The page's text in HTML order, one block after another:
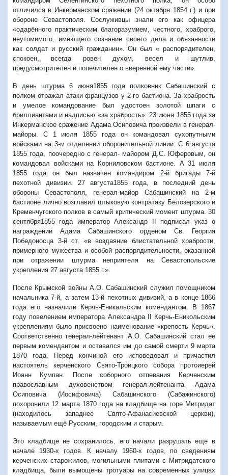
отличился в Инкерманском сражении (24 октября 1854 г.) и при
обороне Севастополя. Сослуживцы знали его как офицера
«одарённого практическим благоразумием, честного, храброго,
неутомимого, имеющего сознание своего дела и обязанности
как солдат и русский гражданин». Он был « распорядителен,
спокоен, всегда ровен духом, весел и шутлив,
предусмотрителен и попечителен о вверенной ему части».
В день штурма 6 июня1855 года полковник Сабашинский с
полком отражал атаки французов у 2-го бастиона. За храбрость
и умелое командование был удостоен золотой шпаги с
бриллиантами и надписью «за храбрость». 23 июня 1855 года за
Инкерманское сражение Адама Осиповича произвели в генерал-
майоры. С 1 июля 1855 года он командовал сухопутными
войсками на 3-м отделении оборонительной линии. С 6 августа
1855 года, поочередно с генерал- майором Д.С. Юферовым, он
командовал войсками на Корниловском бастионе. А 31 июля
1855 года он был назначен командиром 2-й бригады 7-й
пехотной дивизии. 27 августа1855 года, в последний день
обороны Севастополя, генерал-майор Сабашинский на 2-м
бастионе лично возглавил штыковую контратаку Белозерского и
Кременчугского полков в самый критический момент штурма. 30
сентября1855 года император Александр II подписал указ о
награждении Адама Сабашинского орденом Св. Георгия
Победоносца 3-й ст. «в воздаяние блистательной храбрости,
примерного мужества и особой распорядительности, оказанной
при отражении штурма неприятеля на Севастопольские
укрепления 27 августа 1855 г.».
После Крымской войны А.О. Сабашинский служил помощником
начальника 7-й, а затем 13-й пехотных дивизий, а в конце 1866
года его назначили Керчь-Еникальским комендантом. В 1867
году повелением императора Александра II Керчь-Еникольским
укреплениям было присвоено наименование «крепость Керчь».
Соответственно генерал-лейтенант А.О. Сабашинский стал ее
первым комендантом и оставался им до самой смерти 9 марта
1870 года. Перед кончиной его исповедовал и причастил
настоятель керченского Свято-Троицкого собора протоиерей
Иоанн Кумпан. После соборного отпевания Керченским
православным духовенством генерал-лейтенанта Адама
Осиповича (Иосифовича) Сабашинского (Сабажинского)
похоронили 12 марта 1870 года на кладбище на горе Митридат
(находилось западнее Свято-Афанасиевской церкви),
называемым ещё Русским, городским и старым.
Это кладбище не сохранилось, его начали разрушать ещё в
начале 1930-х годов. К началу 1960-х годов, по сведениям
керченских старожилов, могильными плитами с Митридатского
кладбища, были вымощены тротуары на современных улицах